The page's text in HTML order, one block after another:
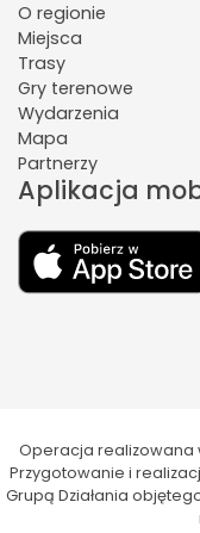
O regionie
Miejsca
Trasy
Gry terenowe
Wydarzenia
Mapa
Partnerzy
Aplikacja
Operacja realizowana
Przygotowanie i
Grupą Działania